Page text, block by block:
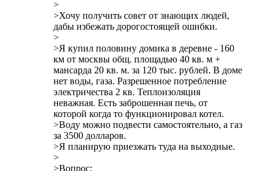
>
>Хочу получить совет от знающих людей,
дабы избежать дорогостоящей ошибки.
>
>Я купил половину домика в деревне - 160
км от москвы общ. площадью 40 кв. м +
мансарда 20 кв. м. за 120 тыс. рублей. В доме
нет воды, газа. Разрешенное потребление
электричества 2 кв. Теплоизоляция
неважная. Есть заброшенная печь, от
которой когда то функционировал котел.
>Воду можно подвести самостоятельно, а газ
за 3500 долларов.
>Я планирую приезжать туда на выходные.
>
>Вопрос: